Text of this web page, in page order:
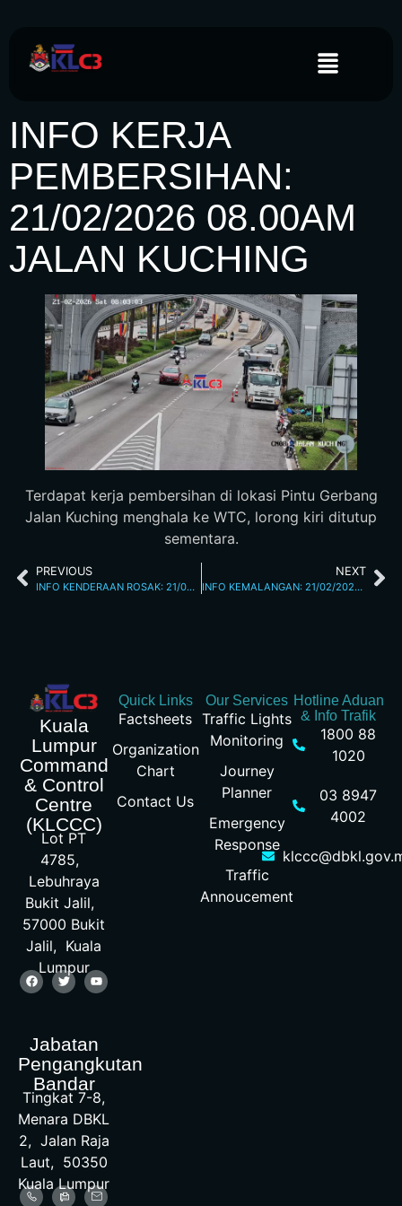
INFO KERJA
PEMBERSIHAN:
21/02/2026 08.00AM
JALAN KUCHING
Terdapat kerja pembersihan di lokasi Pintu Gerbang
Jalan Kuching menghala ke WTC, lorong kiri ditutup
sementara.
PREVIOUS
INFO KENDERAAN ROSAK: 21/02/2026 07.55AM JALAN KUCHING
NEXT
INFO KEMALANGAN: 21/02/2026 09.20AM JALAN SUNGAI BESI
Kuala
Lumpur
Command
& Control
Centre
(KLCCC)
Lot PT
4785,
Lebuhraya
Bukit Jalil,
57000 Bukit
Jalil, Kuala
Lumpur
Jabatan
Pengangkutan
Bandar
Tingkat 7-8,
Menara DBKL
2, Jalan Raja
Laut, 50350
Kuala Lumpur
Quick Links
Factsheets
Organization
Chart
Contact Us
Our Services
Traffic Lights
Monitoring
Journey
Planner
Emergency
Response
Traffic
Annoucement
Hotline Aduan
& Info Trafik
1800 88
1020
03 8947
4002